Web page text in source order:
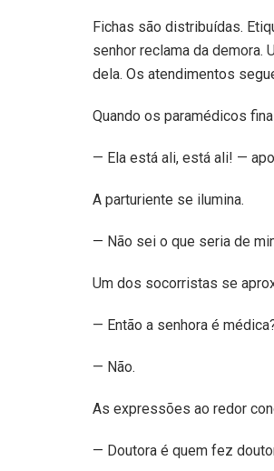
Fichas são distribuídas.
senhor reclama da demora.
dela. Os atendimentos
Quando os paramédicos
— Ela está ali, está ali! —
A parturiente se ilumina.
— Não sei o que seria de
Um dos socorristas se
— Então a senhora é
— Não.
As expressões ao redor
— Doutora é quem fez